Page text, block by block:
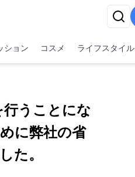
ション コスメ ライフスタイル
うことにな
に弊社の省
た。